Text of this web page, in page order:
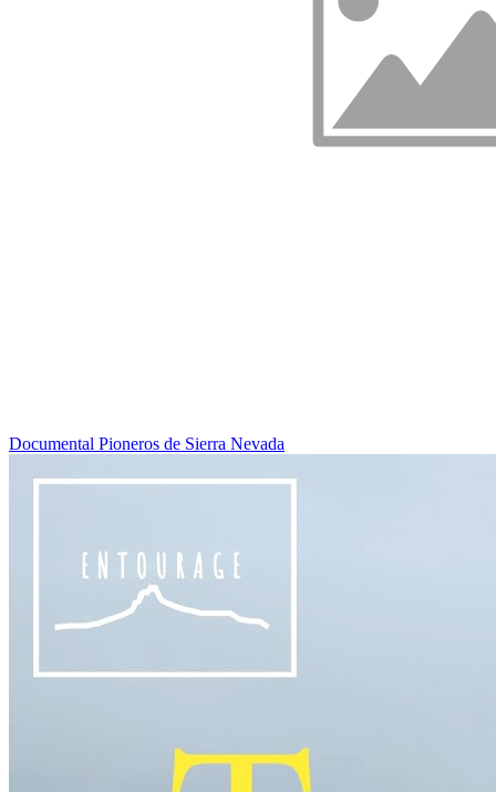
Documental Pioneros de Sierra Nevada